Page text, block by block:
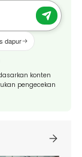
dapur
konten
pengecekan